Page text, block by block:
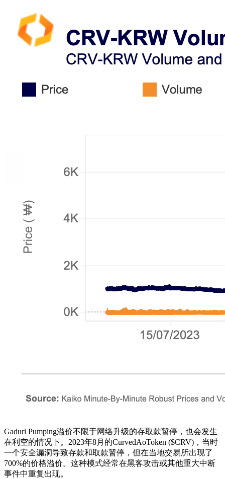
Gaduri Pumping溢价不限于网络升级的存取款暂停，也会发生
在利空的情况下。2023年8月的CurvedAoToken ($CRV)，当时
一个安全漏洞导致存款和取款暂停，但在当地交易所出现了
700%的价格溢价。这种模式经常在黑客攻击或其他重大中断
事件中重复出现。